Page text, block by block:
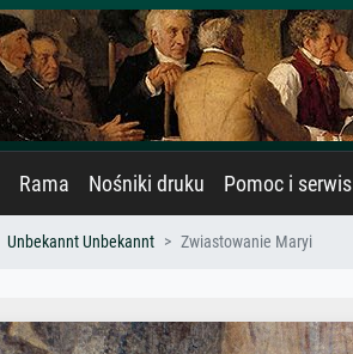
Rama Nośniki druku Pomoc i serwis
Unbekannt Unbekannt Zwiastowanie Maryi